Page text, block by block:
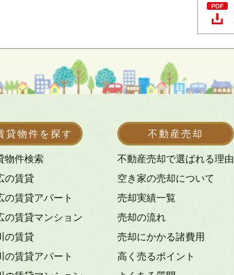
貸物件を探す
物件検索
の賃貸
の賃貸アパート
の賃貸マンション
の賃貸
の賃貸アパート
不動産売却
不動産売却で選ばれる理由
空き家の売却について
売却実績一覧
売却の流れ
売却にかかる諸費用
高く売るポイント